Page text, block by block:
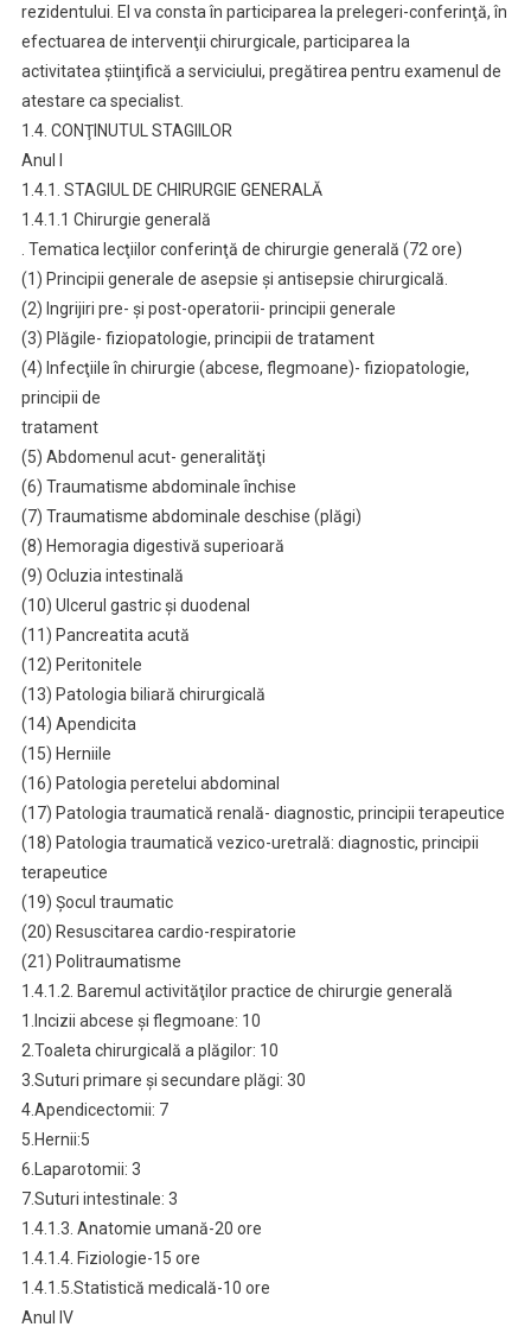
rezidentului. El va consta în participarea la prelegeri-conferinţă, în
efectuarea de intervenţii chirurgicale, participarea la
activitatea ştiinţifică a serviciului, pregătirea pentru examenul de
atestare ca specialist.
1.4. CONŢINUTUL STAGIILOR
Anul I
1.4.1. STAGIUL DE CHIRURGIE GENERALĂ
1.4.1.1 Chirurgie generală
. Tematica lecţiilor conferinţă de chirurgie generală (72 ore)
(1) Principii generale de asepsie şi antisepsie chirurgicală.
(2) Ingrijiri pre- şi post-operatorii- principii generale
(3) Plăgile- fiziopatologie, principii de tratament
(4) Infecţiile în chirurgie (abcese, flegmoane)- fiziopatologie,
principii de
tratament
(5) Abdomenul acut- generalităţi
(6) Traumatisme abdominale închise
(7) Traumatisme abdominale deschise (plăgi)
(8) Hemoragia digestivă superioară
(9) Ocluzia intestinală
(10) Ulcerul gastric şi duodenal
(11) Pancreatita acută
(12) Peritonitele
(13) Patologia biliară chirurgicală
(14) Apendicita
(15) Herniile
(16) Patologia peretelui abdominal
(17) Patologia traumatică renală- diagnostic, principii terapeutice
(18) Patologia traumatică vezico-uretrală: diagnostic, principii
terapeutice
(19) Şocul traumatic
(20) Resuscitarea cardio-respiratorie
(21) Politraumatisme
1.4.1.2. Baremul activităţilor practice de chirurgie generală
1.Incizii abcese şi flegmoane: 10
2.Toaleta chirurgicală a plăgilor: 10
3.Suturi primare şi secundare plăgi: 30
4.Apendicectomii: 7
5.Hernii:5
6.Laparotomii: 3
7.Suturi intestinale: 3
1.4.1.3. Anatomie umană-20 ore
1.4.1.4. Fiziologie-15 ore
1.4.1.5.Statistică medicală-10 ore
Anul IV